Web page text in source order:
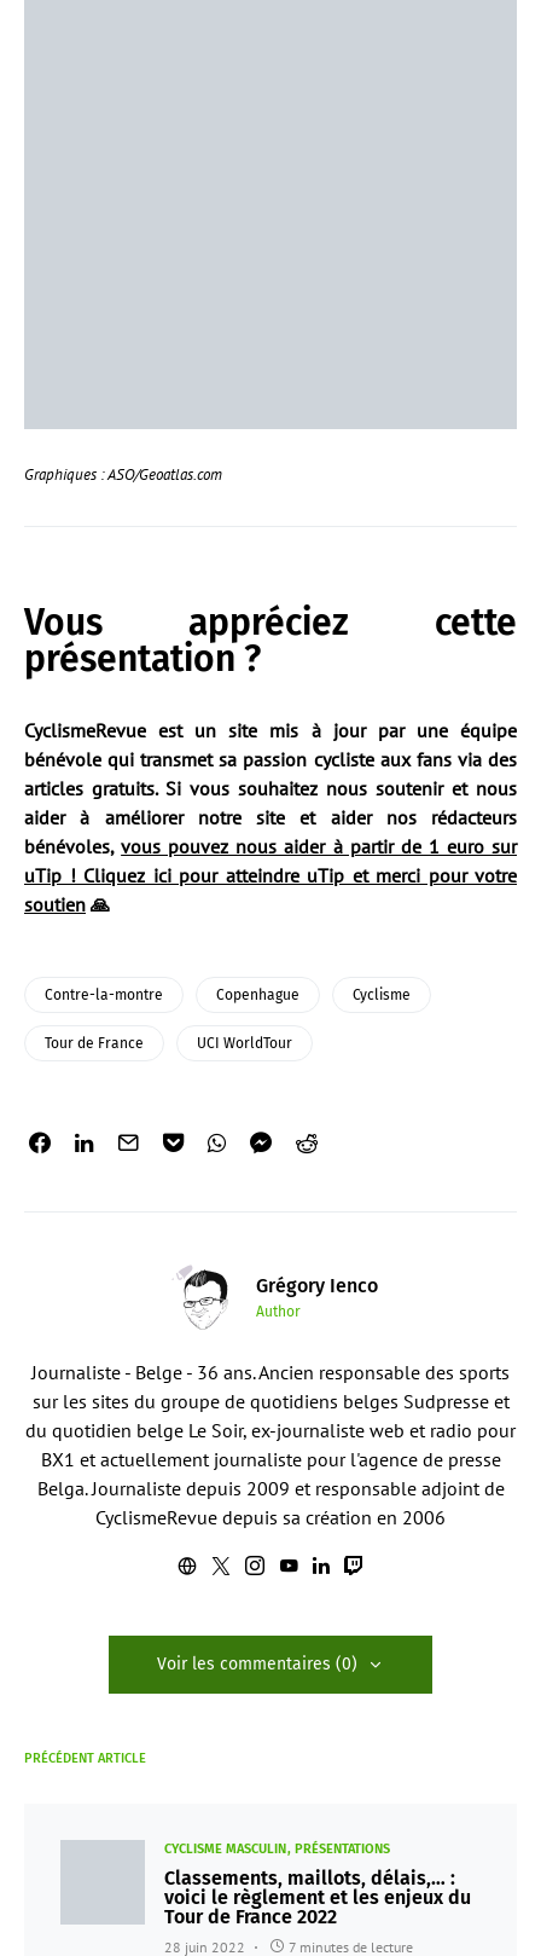
Graphiques : ASO/Geoatlas.com
Vous appréciez cette
présentation ?
CyclismeRevue est un site mis à jour par une équipe
bénévole qui transmet sa passion cycliste aux fans via des
articles gratuits. Si vous souhaitez nous soutenir et nous
aider à améliorer notre site et aider nos rédacteurs
bénévoles,vous pouvez nous aider à partir de 1 euro sur
uTip ! Cliquez ici pour atteindre uTip et merci pour votre
soutien 🙏
Contre-la-montre Copenhague Cyclisme
Tour de France UCI WorldTour
Grégory Ienco
Author
Journaliste - Belge - 36 ans. Ancien responsable des sports
sur les sites du groupe de quotidiens belges Sudpresse et
du quotidien belge Le Soir, ex-journaliste web et radio pour
BX1 et actuellement journaliste pour l'agence de presse
Belga. Journaliste depuis 2009 et responsable adjoint de
CyclismeRevue depuis sa création en 2006
Voir les commentaires (0)
PRÉCÉDENT ARTICLE
CYCLISME MASCULIN PRÉSENTATIONS
Classements, maillots, délais,… :
voici le règlement et les enjeux du
Tour de France 2022
28 juin 2022 7 minutes de lecture